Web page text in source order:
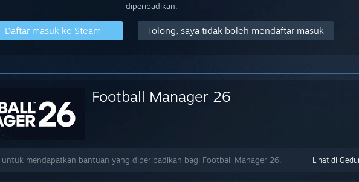
diperibadikan.
Daftar masuk ke Steam Tolong, saya tidak boleh mendaftar masuk
Football Manager 26
Lihat di
untuk mendapatkan bantuan yang diperibadikan bagi Football Manager 26.